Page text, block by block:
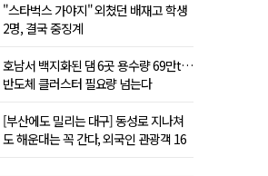
"스타벅스 가야지" 외쳤던 배재고 학생
2명, 결국 중징계
호남서 백지화된 댐 6곳 용수량 69만t…
반도체 클러스터 필요량 넘는다
[부산에도 밀리는 대구] 동성로 지나쳐
도 해운대는 꼭 간다, 외국인 관광객 16